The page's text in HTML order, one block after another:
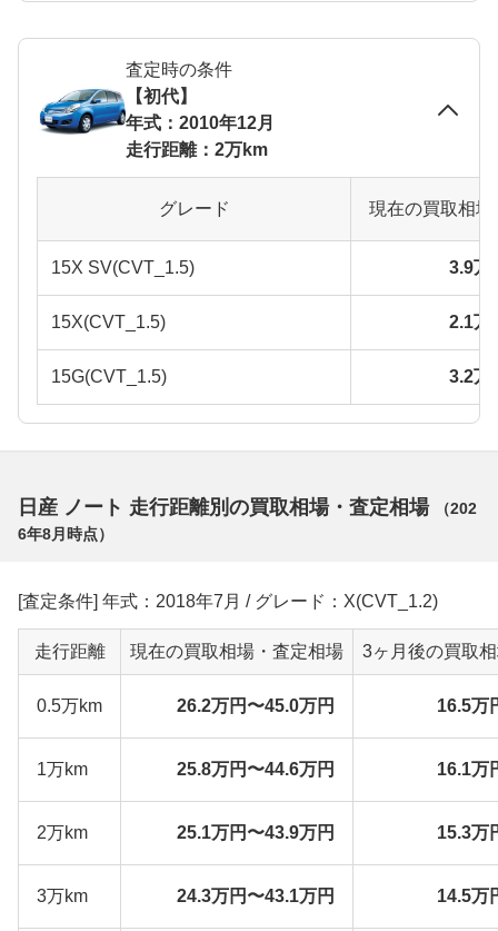
査定時の条件
【初代】
年式：2010年12月
走行距離：2万km
グレード 現在の買取相
15X SV(CVT_1.5) 3.9万
15X(CVT_1.5) 2.1万
15G(CVT_1.5) 3.2万
日産 ノート 走行距離別の買取相場・査定相場 （202
6年8月 時点）
[査定条件] 年式：2018年7月 / グレード：X(CVT_1.2)
走行距離 現在の買取相場・査定相場 3ヶ月後の買取
0.5万km 26.2万円〜45.0万円 16.5万
1万km 25.8万円〜44.6万円 16.1万
2万km 25.1万円〜43.9万円 15.3万
3万km 24.3万円〜43.1万円 14.5万